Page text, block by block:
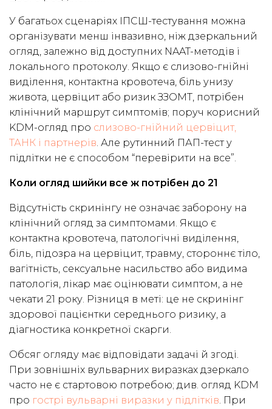
У багатьох сценаріях ІПСШ-тестування можна
організувати менш інвазивно, ніж дзеркальний
огляд, залежно від доступних NAAT-методів і
локального протоколу. Якщо є слизово-гнійні
виділення, контактна кровотеча, біль унизу
живота, цервіцит або ризик ЗЗОМТ, потрібен
клінічний маршрут симптомів; поруч корисний
KDM-огляд про слизово-гнійний цервіцит,
ТАНК і партнерів. Але рутинний ПАП-тест у
підлітки не є способом “перевірити на все”.
Коли огляд шийки все ж потрібен до 21
Відсутність скринінгу не означає заборону на
клінічний огляд за симптомами. Якщо є
контактна кровотеча, патологічні виділення,
біль, підозра на цервіцит, травму, стороннє тіло,
вагітність, сексуальне насильство або видима
патологія, лікар має оцінювати симптом, а не
чекати 21 року. Різниця в меті: це не скринінг
здорової пацієнтки середнього ризику, а
діагностика конкретної скарги.
Обсяг огляду має відповідати задачі й згоді.
При зовнішніх вульварних виразках дзеркало
часто не є стартовою потребою; див. огляд KDM
про гострі вульварні виразки у підлітків. При